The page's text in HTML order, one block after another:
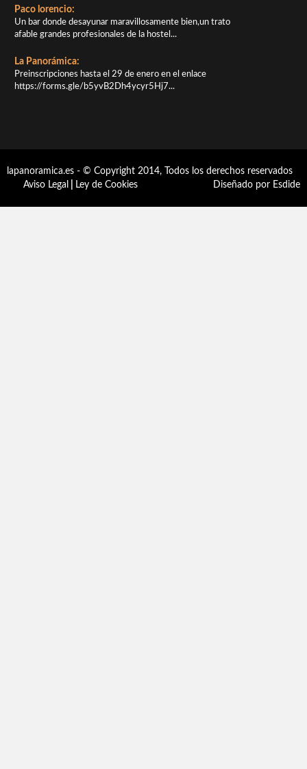
Paco lorencio:
Un bar donde desayunar maravillosamente bien,un trato
afable grandes profesionales de la hostel...
La Panorámica:
Preinscripciones hasta el 29 de enero en el enlace
https://forms.gle/b5yvB2Dh4ycyr5Hj7...
lapanoramica.es - © Copyright 2014, Todos los derechos reservados
Aviso Legal
Ley de Cookies Diseñado por Esdide